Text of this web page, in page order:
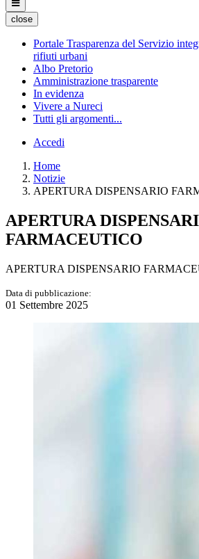
close
Portale Trasparenza del Servizio
rifiuti urbani
Albo Pretorio
Amministrazione trasparente
In evidenza
Vivere a Nureci
Tutti gli argomenti...
Accedi
Home
Notizie
APERTURA DISPENSARIO
APERTURA
FARMACEUTICO
APERTURA DISPENSARIO
Data di pubblicazione:
01 Settembre 2025